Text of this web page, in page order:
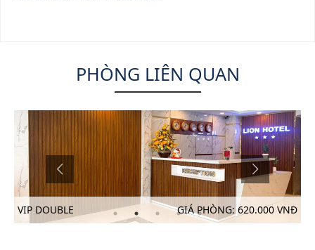
PHÒNG LIÊN QUAN
VIP DOUBLE GIÁ PHÒNG: 620.000 VNĐ